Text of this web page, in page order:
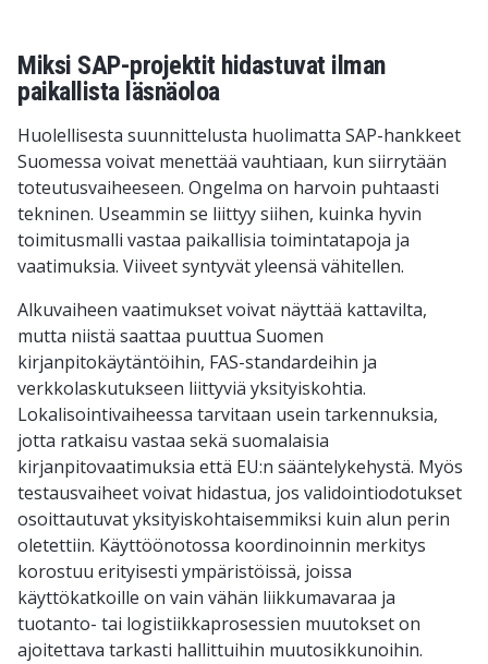
Miksi SAP-projektit hidastuvat ilman
paikallista läsnäoloa
Huolellisesta suunnittelusta huolimatta SAP-hankkeet
Suomessa voivat menettää vauhtiaan, kun siirrytään
toteutusvaiheeseen. Ongelma on harvoin puhtaasti
tekninen. Useammin se liittyy siihen, kuinka hyvin
toimitusmalli vastaa paikallisia toimintatapoja ja
vaatimuksia. Viiveet syntyvät yleensä vähitellen.
Alkuvaiheen vaatimukset voivat näyttää kattavilta,
mutta niistä saattaa puuttua Suomen
kirjanpitokäytäntöihin, FAS-standardeihin ja
verkkolaskutukseen liittyviä yksityiskohtia.
Lokalisointivaiheessa tarvitaan usein tarkennuksia,
jotta ratkaisu vastaa sekä suomalaisia
kirjanpitovaatimuksia että EU:n sääntelykehystä. Myös
testausvaiheet voivat hidastua, jos validointiodotukset
osoittautuvat yksityiskohtaisemmiksi kuin alun perin
oletettiin. Käyttöönotossa koordinoinnin merkitys
korostuu erityisesti ympäristöissä, joissa
käyttökatkoille on vain vähän liikkumavaraa ja
tuotanto- tai logistiikkaprosessien muutokset on
ajoitettava tarkasti hallittuihin muutosikkunoihin.